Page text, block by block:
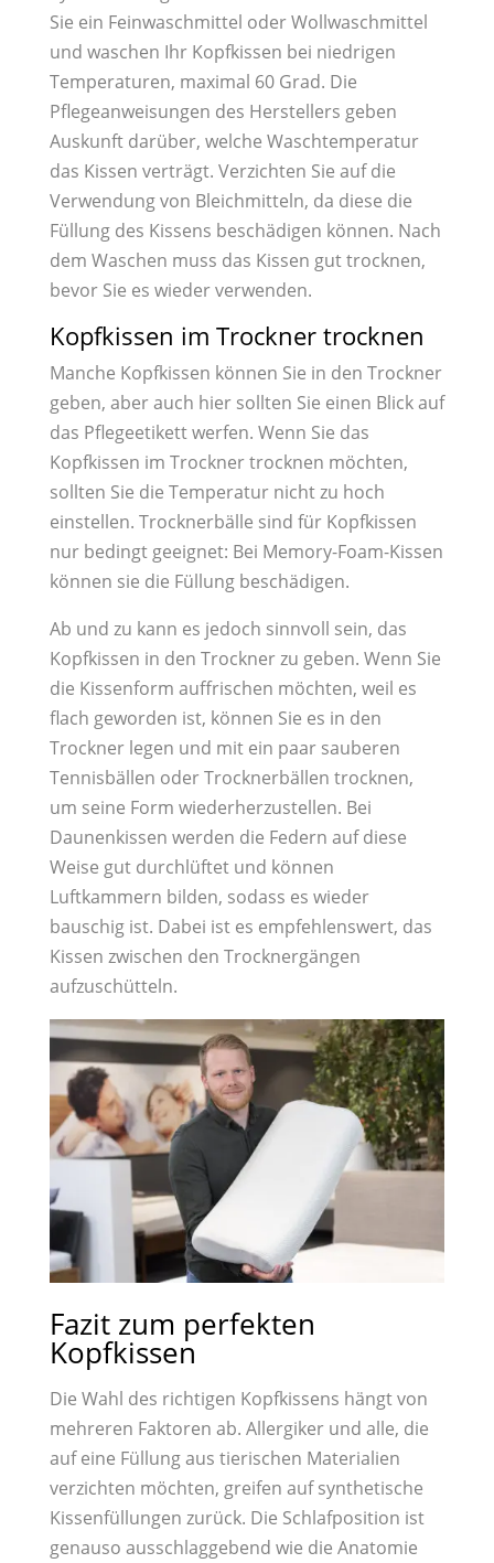
Sie ein Feinwaschmittel oder Wollwaschmittel
und waschen Ihr Kopfkissen bei niedrigen
Temperaturen, maximal 60 Grad. Die
Pflegeanweisungen des Herstellers geben
Auskunft darüber, welche Waschtemperatur
das Kissen verträgt. Verzichten Sie auf die
Verwendung von Bleichmitteln, da diese die
Füllung des Kissens beschädigen können. Nach
dem Waschen muss das Kissen gut trocknen,
bevor Sie es wieder verwenden.
Kopfkissen im Trockner trocknen
Manche Kopfkissen können Sie in den Trockner
geben, aber auch hier sollten Sie einen Blick auf
das Pflegeetikett werfen. Wenn Sie das
Kopfkissen im Trockner trocknen möchten,
sollten Sie die Temperatur nicht zu hoch
einstellen. Trocknerbälle sind für Kopfkissen
nur bedingt geeignet: Bei Memory-Foam-Kissen
können sie die Füllung beschädigen.
Ab und zu kann es jedoch sinnvoll sein, das
Kopfkissen in den Trockner zu geben. Wenn Sie
die Kissenform auffrischen möchten, weil es
flach geworden ist, können Sie es in den
Trockner legen und mit ein paar sauberen
Tennisbällen oder Trocknerbällen trocknen,
um seine Form wiederherzustellen. Bei
Daunenkissen werden die Federn auf diese
Weise gut durchlüftet und können
Luftkammern bilden, sodass es wieder
bauschig ist. Dabei ist es empfehlenswert, das
Kissen zwischen den Trocknergängen
aufzuschütteln.
Fazit zum perfekten
Kopfkissen
Die Wahl des richtigen Kopfkissens hängt von
mehreren Faktoren ab. Allergiker und alle, die
auf eine Füllung aus tierischen Materialien
verzichten möchten, greifen auf synthetische
Kissenfüllungen zurück. Die Schlafposition ist
genauso ausschlaggebend wie die Anatomie